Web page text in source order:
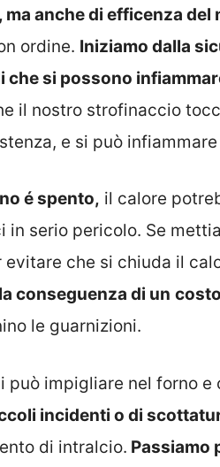
ma anche di efficenza
ordine. Iniziamo dalla
che si possono
il nostro strofinaccio
e si può
é spento, il calore
in serio pericolo. Se
che si chiuda il
la conseguenza di un
le guarnizioni.
può impigliare nel forno e
incidenti o di
di intralcio. Passiamo